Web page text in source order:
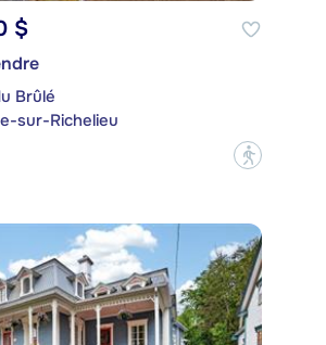
$
Brûlé
sur-Richelieu
?